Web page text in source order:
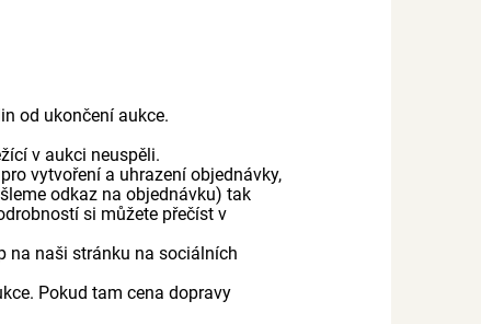
od ukončení aukce.
v aukci neuspěli.
vytvoření a uhrazení objednávky,
odkaz na objednávku) tak
si můžete přečíst v
na naši stránku na sociálních
Pokud tam cena dopravy